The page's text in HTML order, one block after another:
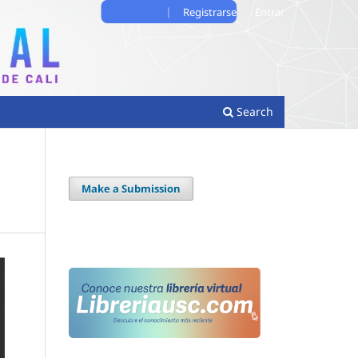
Search
Registrarse
Make a Submission